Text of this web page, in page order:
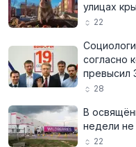
улицах
22
согласно
превысил
28
В
недели не
22